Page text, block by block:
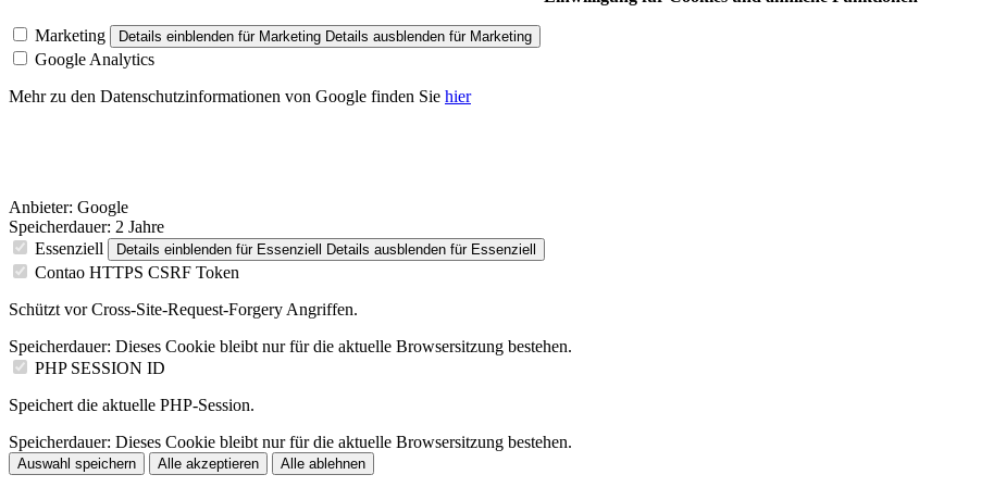
Marketing Details einblenden für Marketing Details ausblenden für Marketing
Google Analytics
Mehr zu den Datenschutzinformationen von Google finden Sie hier
Anbieter: Google
Speicherdauer: 2 Jahre
Essenziell
Details einblenden für Essenziell Details ausblenden für Essenziell
Contao HTTPS CSRF Token
Schützt vor Cross-Site-Request-Forgery Angriffen.
Speicherdauer: Dieses Cookie bleibt nur für die aktuelle Browsersitzung bestehen.
PHP SESSION ID
Speichert die aktuelle PHP-Session.
Speicherdauer: Dieses Cookie bleibt nur für die aktuelle Browsersitzung bestehen.
Auswahl speichern Alle akzeptieren Alle ablehnen